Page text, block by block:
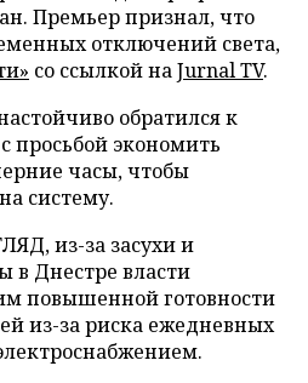
Премьер признал, что
отключений света,
со ссылкой наJurnal TV.
обратился к
просьбой экономить
часы, чтобы
систему.
из-за засухи и
в Днестре власти
повышенной готовности
из-за риска ежедневных